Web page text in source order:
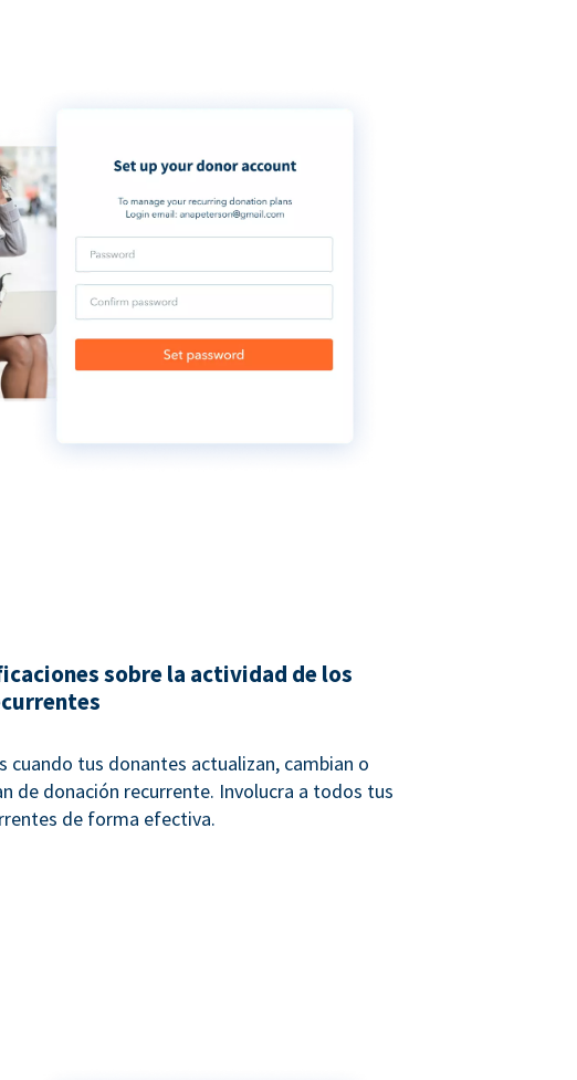
sobre la actividad de los
cuando tus donantes actualizan, cambian o
de donación recurrente. Involucra a todos tus
de forma efectiva.